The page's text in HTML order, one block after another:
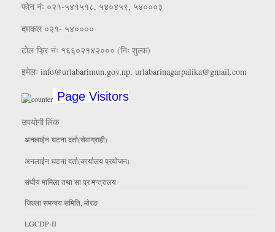
फाेन नंः ०२१-५४१५१८, ५४०४५९, ५४०००३
दमकल ०२१- ५४००००
टोल फ्रि नंः १६६०२१४२००० (निः शुल्क)
इमेलः info@urlabarimun.gov.np, urlabarinagarpalika@gmail.com
Page Visitors
उपयाेगी लिंक
अनलाईन घटना दर्ता(सेवाग्राही)
अनलाईन घटना दर्ता(कार्यालय प्रयाेजन)
संघीय मामिला तथा सा प्र मन्त्रालय
जिल्ला समन्वय समिति, माेरङ
LGCDP-II